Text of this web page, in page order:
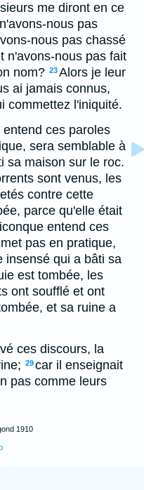
me diront en ce
nous pas
nous pas chassé
n'avons-nous pas fait
nom? 23Alors je leur
ai jamais connus,
commettez l'iniquité.
ces paroles
sera semblable à
sa maison sur le roc.
sont venus, les
contre cette
parce qu'elle était
entend ces
pas en pratique,
insensé qui a bâti sa
est tombée, les
ont soufflé et ont
et sa ruine a
ces discours, la
29car il enseignait
pas comme leurs
1910